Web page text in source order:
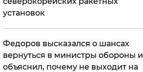
установок
Федоров высказался о шансах
вернуться в министры обороны и
объяснил, почему не выходит на